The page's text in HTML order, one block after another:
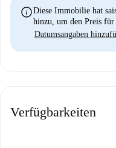
infoDiese Immobilie hat
hinzu, um den Preis für
Datumsangaben
Verfügbarkeiten